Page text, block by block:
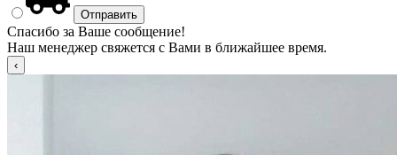
Спасибо за Ваше сообщение!
Наш менеджер свяжется с Вами в ближайшее время.